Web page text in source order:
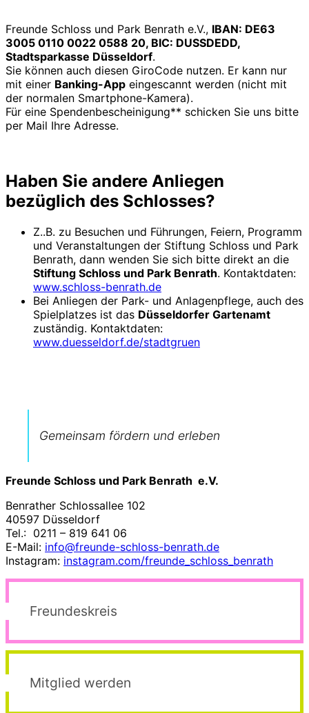
Freunde Schloss und Park Benrath e.V., IBAN: DE63
3005 0110 0022 0588 20, BIC: DUSSDEDD,
Stadtsparkasse Düsseldorf.
Sie können auch diesen GiroCode nutzen. Er kann nur
mit einer Banking-App eingescannt werden (nicht mit
der normalen Smartphone-Kamera).
Für eine Spendenbescheinigung** schicken Sie uns bitte
per Mail Ihre Adresse.
Haben Sie andere Anliegen
bezüglich des Schlosses?
Z..B. zu Besuchen und Führungen, Feiern, Programm
und Veranstaltungen der Stiftung Schloss und Park
Benrath, dann wenden Sie sich bitte direkt an die
Stiftung Schloss und Park Benrath. Kontaktdaten:
www.schloss-benrath.de
Bei Anliegen der Park- und Anlagenpflege, auch des
Spielplatzes ist das Düsseldorfer Gartenamt
zuständig. Kontaktdaten:
www.duesseldorf.de/stadtgruen
Gemeinsam fördern und erleben
Freunde Schloss und Park Benrath e.V.
Benrather Schlossallee 102
40597 Düsseldorf
Tel.: 0211 – 819 641 06
E-Mail: info@freunde-schloss-benrath.de
Instagram: instagram.com/freunde_schloss_benrath
Freundeskreis
Mitglied werden